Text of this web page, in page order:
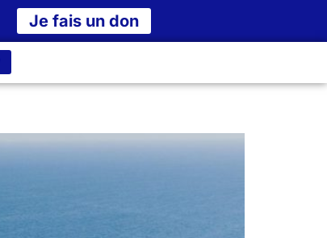
Je fais un don